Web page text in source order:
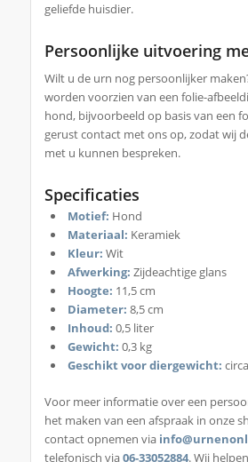
geliefde huisdier.
Persoonlijke uitvoering
Wilt u de urn nog persoonlijker
worden voorzien van een folie-
hond, bijvoorbeeld op basis van een
gerust contact met ons op, zodat wij
met u kunnen bespreken.
Specificaties
Motief: Hond
Materiaal: Keramiek
Kleur: Wit
Afwerking: Zijdeachtige glans
Hoogte: 11,5 cm
Diameter: 8,5 cm
Inhoud: 0,5 liter
Gewicht: 0,3 kg
Geschikt voor diergewicht:
Voor meer informatie over een
het maken van een afspraak in onze
contact opnemen via
telefonisch via06-33052884. Wij